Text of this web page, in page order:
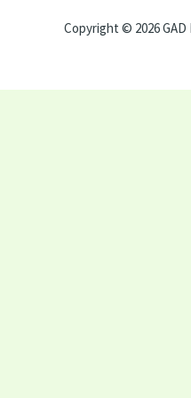
Copyright © 2026 GAD